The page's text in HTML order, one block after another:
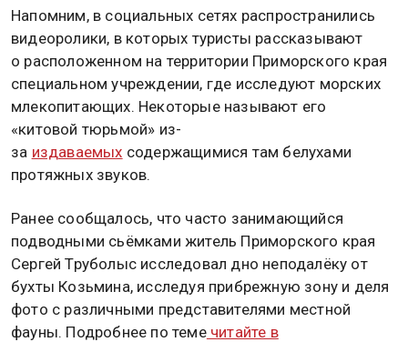
Напомним, в социальных сетях распространились
видеоролики, в которых туристы рассказывают
о расположенном на территории Приморского края
специальном учреждении, где исследуют морских
млекопитающих. Некоторые называют его
«китовой тюрьмой» из-
за издаваемых содержащимися там белухами
протяжных звуков.
Ранее сообщалось, что часто занимающийся
подводными сьёмками житель Приморского края
Сергей Труболыс исследовал дно неподалёку от
бухты Козьмина, исследуя прибрежную зону и деля
фото с различными представителями местной
фауны. Подробнее по темечитайте в